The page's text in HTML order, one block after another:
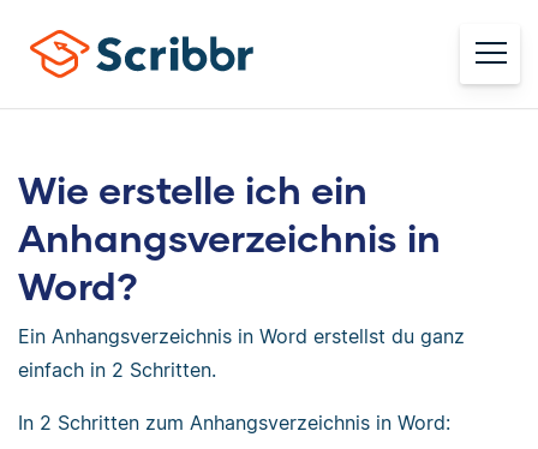
Wie erstelle ich ein
Anhangsverzeichnis in
Word?
Ein Anhangsverzeichnis in Word erstellst du ganz
einfach in 2 Schritten.
In 2 Schritten zum Anhangsverzeichnis in Word: